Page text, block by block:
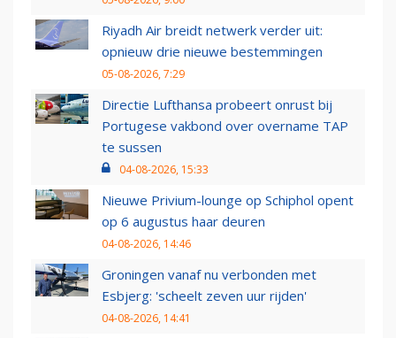
Riyadh Air breidt netwerk verder uit:
opnieuw drie nieuwe bestemmingen
05-08-2026, 7:29
Directie Lufthansa probeert onrust bij
Portugese vakbond over overname TAP
te sussen
04-08-2026, 15:33
Nieuwe Privium-lounge op Schiphol opent
op 6 augustus haar deuren
04-08-2026, 14:46
Groningen vanaf nu verbonden met
Esbjerg: 'scheelt zeven uur rijden'
04-08-2026, 14:41